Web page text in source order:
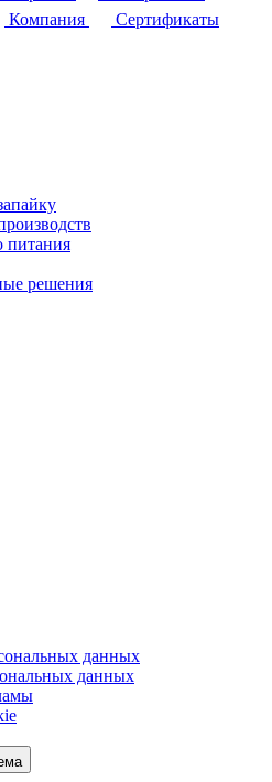
Компания Сертификаты
питания
решения
данных
данных